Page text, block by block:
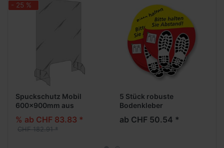
- 25 %
Spuckschutz Mobil
600x900mm aus
% ab CHF 83.83 *
CHF 182.91 *
5 Stück robuste
Bodenkleber
ab CHF 50.54 *